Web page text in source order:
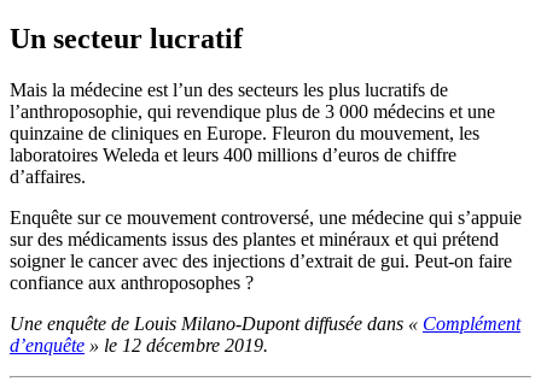
Un secteur lucratif
Mais la médecine est l’un des secteurs les plus lucratifs de
l’anthroposophie, qui revendique plus de 3 000 médecins et une
quinzaine de cliniques en Europe. Fleuron du mouvement, les
laboratoires Weleda et leurs 400 millions d’euros de chiffre
d’affaires.
Enquête sur ce mouvement controversé, une médecine qui s’appuie
sur des médicaments issus des plantes et minéraux et qui prétend
soigner le cancer avec des injections d’extrait de gui. Peut-on faire
confiance aux anthroposophes ?
Une enquête de Louis Milano-Dupont diffusée dans « Complément
d’enquête » le 12 décembre 2019.